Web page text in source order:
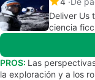
Deliver Us
ciencia
PROS: Las
la exploración y a los